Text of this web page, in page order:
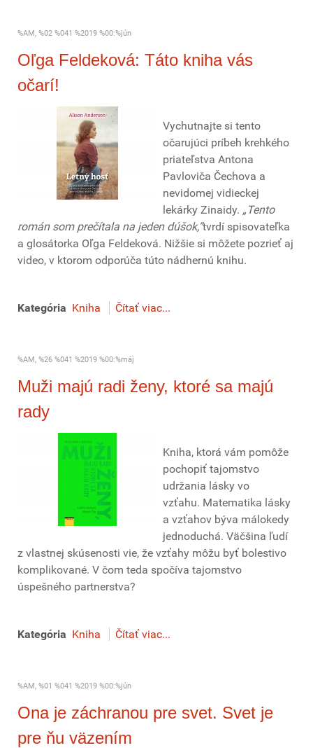
%AM, %02 %041 %2019 %00:%jún
Oľga Feldeková: Táto kniha vás
očarí!
Vychutnajte si tento
očarujúci príbeh krehkého
priateľstva Antona
Pavloviča Čechova a
nevidomej vidieckej
lekárky Zinaidy. „Tento
román som prečítala na jeden dúšok,“tvrdí spisovateľka
a glosátorka Oľga Feldeková. Nižšie si môžete pozrieť aj
video, v ktorom odporúča túto nádhernú knihu.
Kategória Kniha Čítať viac...
%AM, %26 %041 %2019 %00:%máj
Muži majú radi ženy, ktoré sa majú
rady
Kniha, ktorá vám pomôže
pochopiť tajomstvo
udržania lásky vo
vzťahu. Matematika lásky
a vzťahov býva málokedy
jednoduchá. Väčšina ľudí
z vlastnej skúsenosti vie, že vzťahy môžu byť bolestivo
komplikované. V čom teda spočíva tajomstvo
úspešného partnerstva?
Kategória Kniha Čítať viac...
%AM, %01 %041 %2019 %00:%jún
Ona je záchranou pre svet. Svet je
pre ňu väzením